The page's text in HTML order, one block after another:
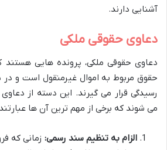
آشنایی دارند.
دعاوی حقوقی ملکی
دعاوی حقوقی ملکی، پرونده هایی
حقوق مربوط به اموال غیرمنقول است و در
رسیدگی قرار می گیرند. این دسته از
می شوند که برخی از مهم ترین آن ها
الزام به تنظیم سند رسمی: زمانی که